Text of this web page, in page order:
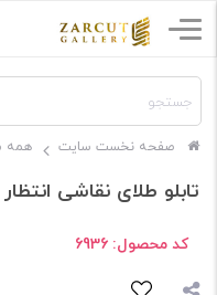
صفحه نخست سایت همه
تابلو طلای نقاشی انتظار
کد محصول: 6936